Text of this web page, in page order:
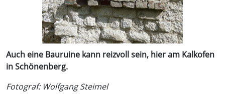
Auch eine Bauruine kann reizvoll sein, hier am Kalkofen
in Schönenberg.
Fotograf: Wolfgang Steimel